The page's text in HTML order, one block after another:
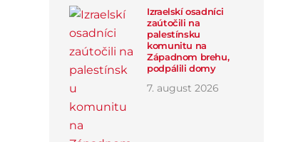
Izraelskí osadníci
zaútočili na
palestínsku
komunitu na
Západnom brehu,
podpálili domy
7. august 2026